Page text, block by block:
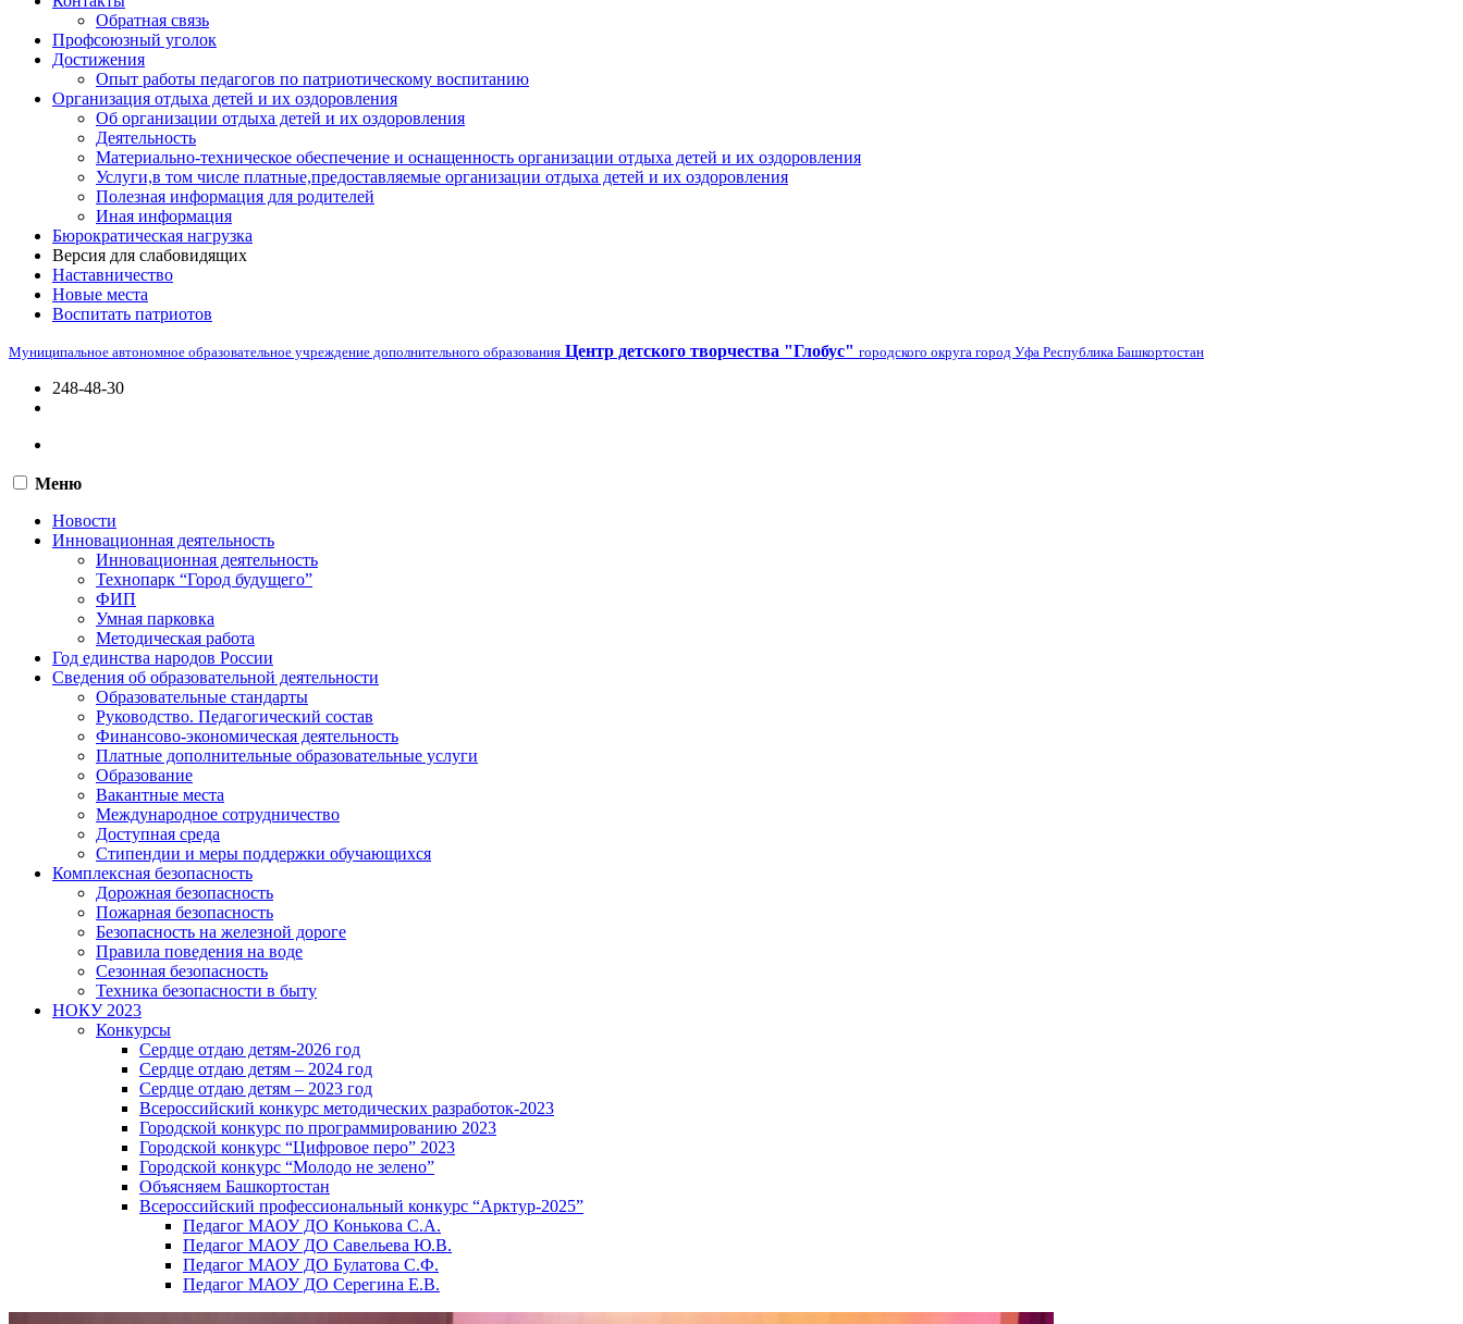
Обратная связь
Профсоюзный уголок
Достижения
Опыт работы педагогов по патриотическому воспитанию
Организация отдыха детей и их оздоровления
Об организации отдыха детей и их оздоровления
Деятельность
Материально-техническое обеспечение и оснащенность организации отдыха детей и их оздоровления
Услуги,в том числе платные,предоставляемые организации отдыха детей и их оздоровления
Полезная информация для родителей
Иная информация
Бюрократическая нагрузка
Версия для слабовидящих
Наставничество
Новые места
Воспитать патриотов
Муниципальное автономное образовательное учреждение дополнительного образования Центр детского творчества "Глобус" городского округа город Уфа Республика Башкортостан
248-48-30
Меню
Новости
Инновационная деятельность
Инновационная деятельность
Технопарк “Город будущего”
ФИП
Умная парковка
Методическая работа
Год единства народов России
Сведения об образовательной деятельности
Образовательные стандарты
Руководство. Педагогический состав
Финансово-экономическая деятельность
Платные дополнительные образовательные услуги
Образование
Вакантные места
Международное сотрудничество
Доступная среда
Стипендии и меры поддержки обучающихся
Комплексная безопасность
Дорожная безопасность
Пожарная безопасность
Безопасность на железной дороге
Правила поведения на воде
Сезонная безопасность
Техника безопасности в быту
НОКУ 2023
Конкурсы
Сердце отдаю детям-2026 год
Сердце отдаю детям – 2024 год
Сердце отдаю детям – 2023 год
Всероссийский конкурс методических разработок-2023
Городской конкурс по программированию 2023
Городской конкурс “Цифровое перо” 2023
Городской конкурс “Молодо не зелено”
Объясняем Башкортостан
Всероссийский профессиональный конкурс “Арктур-2025”
Педагог МАОУ ДО Конькова С.А.
Педагог МАОУ ДО Савельева Ю.В.
Педагог МАОУ ДО Булатова С.Ф.
Педагог МАОУ ДО Серегина Е.В.